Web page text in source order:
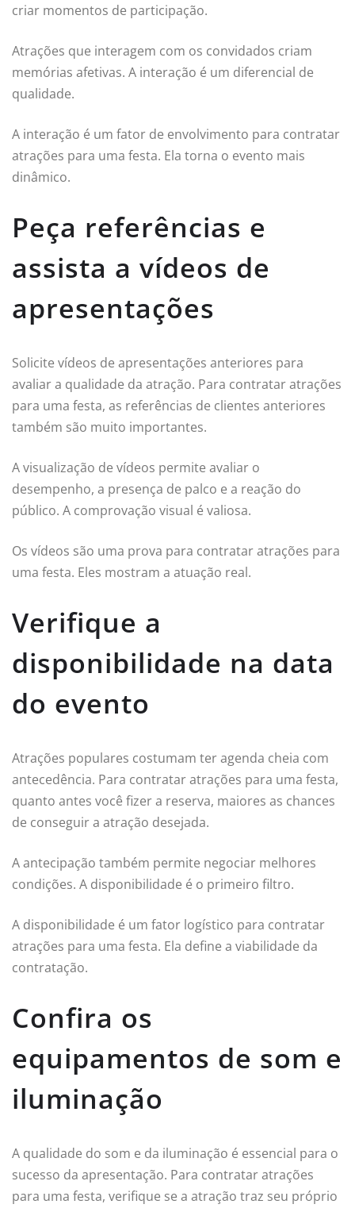
criar momentos de participação.
Atrações que interagem com os convidados criam
memórias afetivas. A interação é um diferencial de
qualidade.
A interação é um fator de envolvimento para contratar
atrações para uma festa. Ela torna o evento mais
dinâmico.
Peça referências e
assista a vídeos de
apresentações
Solicite vídeos de apresentações anteriores para
avaliar a qualidade da atração. Para contratar atrações
para uma festa, as referências de clientes anteriores
também são muito importantes.
A visualização de vídeos permite avaliar o
desempenho, a presença de palco e a reação do
público. A comprovação visual é valiosa.
Os vídeos são uma prova para contratar atrações para
uma festa. Eles mostram a atuação real.
Verifique a
disponibilidade na data
do evento
Atrações populares costumam ter agenda cheia com
antecedência. Para contratar atrações para uma festa,
quanto antes você fizer a reserva, maiores as chances
de conseguir a atração desejada.
A antecipação também permite negociar melhores
condições. A disponibilidade é o primeiro filtro.
A disponibilidade é um fator logístico para contratar
atrações para uma festa. Ela define a viabilidade da
contratação.
Confira os
equipamentos de som e
iluminação
A qualidade do som e da iluminação é essencial para o
sucesso da apresentação. Para contratar atrações
para uma festa, verifique se a atração traz seu próprio